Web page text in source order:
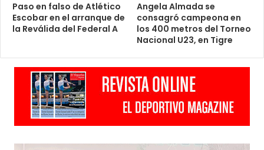
Paso en falso de Atlético
Escobar en el arranque de
la Reválida del Federal A
Angela Almada se
consagró campeona en
los 400 metros del Torneo
Nacional U23, en Tigre